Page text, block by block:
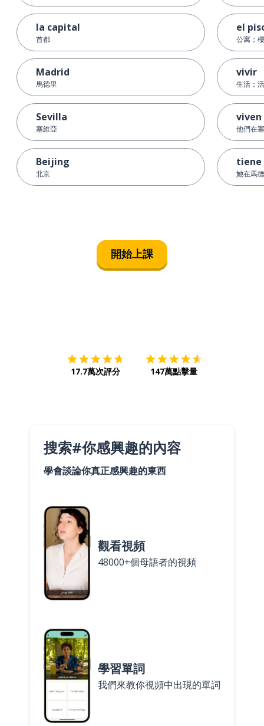
la capital
首都
Madrid
馬德里
Sevilla
塞維亞
Beijing
北京
el
公寓；樓
vivir
生活；
viven
他們在
tiene
她在馬
開始上課
17.7萬次評分 147萬點擊量
搜索#你感興趣的內容
學會談論你真正感興趣的東西
觀看視頻
48000+個母語者的視頻
學習單詞
我們來教你視頻中出現的單詞